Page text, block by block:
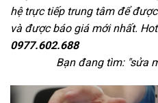
hệ trực tiếp trung tâm để
và được báo giá mới nhất.
0977.602.688
Bạn đang tìm: "sửa